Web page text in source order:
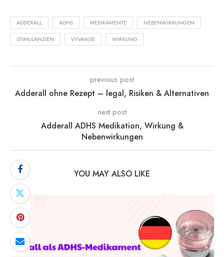
ADDERALL ADHS MEDIKAMENTE NEBENWIRKUNGEN
STIMULANZIEN VYVANSE WIRKUNG
previous post
Adderall ohne Rezept – legal, Risiken & Alternativen
next post
Adderall ADHS Medikation, Wirkung &
Nebenwirkungen
YOU MAY ALSO LIKE